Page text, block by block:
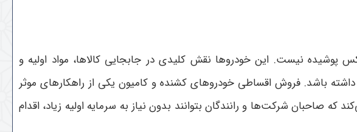
نیست. این خودروها نقش کلیدی در جابجایی کالاها، مواد اولیه و
باشد. فروش اقساطی خودروهای کشنده و کامیون یکی از راهکارهای موثر
شرکت‌ها و رانندگان بتوانند بدون نیاز به سرمایه اولیه زیاد، اقدام